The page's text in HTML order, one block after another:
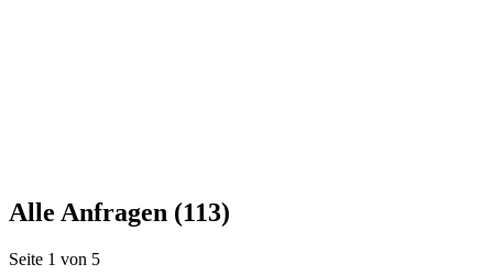
Alle Anfragen (113)
Seite 1 von 5